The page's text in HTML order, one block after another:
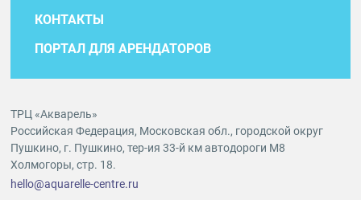
КОНТАКТЫ
ПОРТАЛ ДЛЯ АРЕНДАТОРОВ
ТРЦ «Акварель»
Российская Федерация, Московская обл., городской округ
Пушкино, г. Пушкино, тер-ия 33-й км автодороги М8
Холмогоры, стр. 18.
hello@aquarelle-centre.ru